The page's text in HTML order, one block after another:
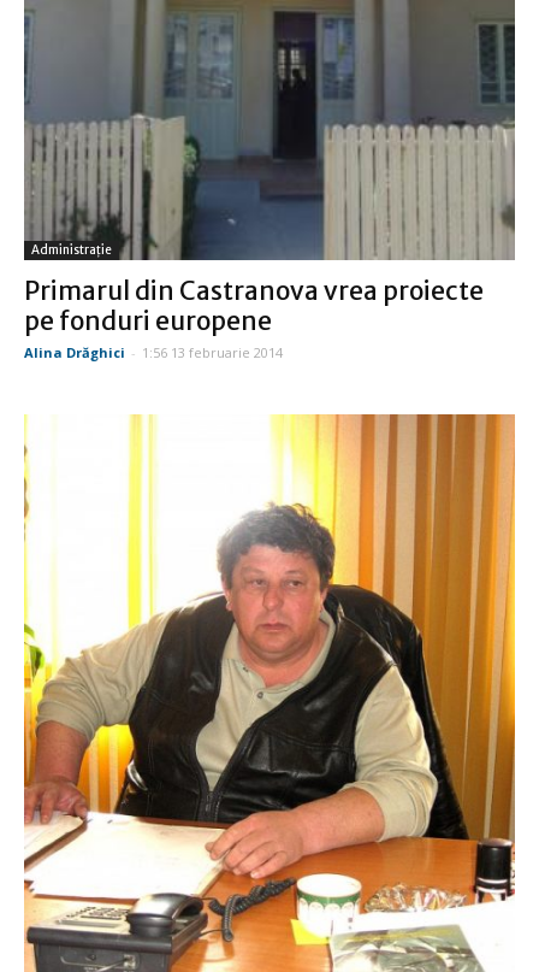
Administraţie
Primarul din Castranova vrea proiecte
pe fonduri europene
Alina Drăghici - 1:56 13 februarie 2014